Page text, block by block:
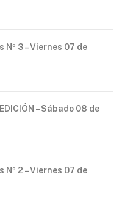
Nº 3 – Viernes 07 de
– Sábado 08 de
Nº 2 – Viernes 07 de